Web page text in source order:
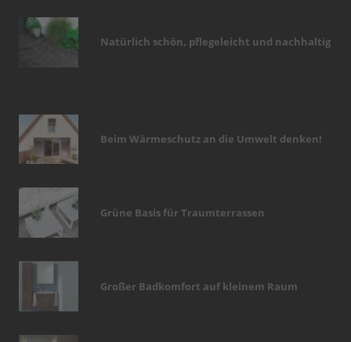
Natürlich schön, pflegeleicht und nachhaltig
Beim Wärmeschutz an die Umwelt denken!
Grüne Basis für Traumterrassen
Großer Badkomfort auf kleinem Raum